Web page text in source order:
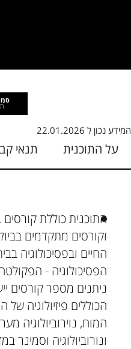
המידע נכון ל 22.01.2026
על התוכנית תנאי
התוכנית כוללת קורסים
וקורסים מתקדמים
החיים ובפסיכולוגיה
הפסיכולוגיה -
ניתנים מספר קורסים
הכוללים פיזיולוגיה של
המוח, נוירוביולוגיה
ונורוביולוגיה וסמינר